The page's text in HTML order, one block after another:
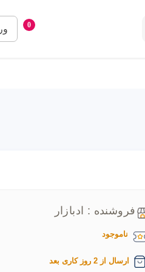
0
فروشنده : ادبازار
ناموجود
ارسال از 2 روز کاری بعد